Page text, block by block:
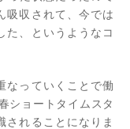
吸収されて、今では
た、というようなコ
なっていくことで働
ショートタイムスタ
されることになりま